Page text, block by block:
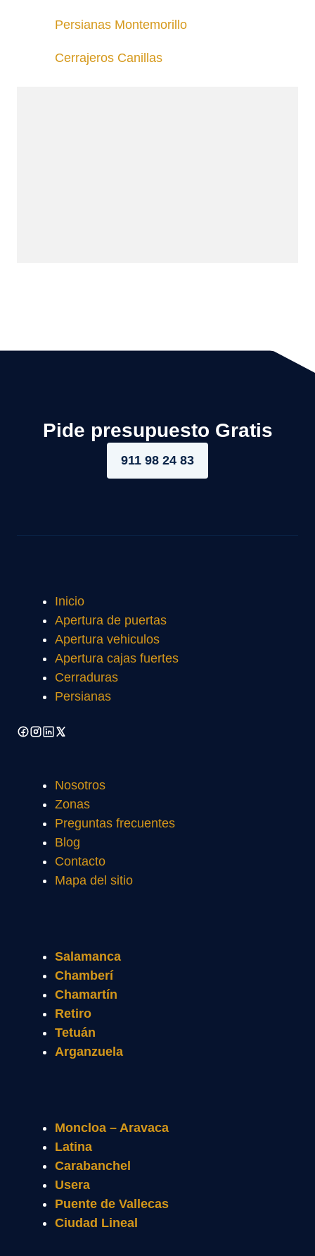
Persianas Montemorillo
Cerrajeros Canillas
Pide presupuesto Gratis
911 98 24 83
Inicio
Apertura de puertas
Apertura vehiculos
Apertura cajas fuertes
Cerraduras
Persianas
Nosotros
Zonas
Preguntas frecuentes
Blog
Contacto
Mapa del sitio
Salamanca
Chamberí
Chamartín
Retiro
Tetuán
Arganzuela
Moncloa – Aravaca
Latina
Carabanchel
Usera
Puente de Vallecas
Ciudad Lineal